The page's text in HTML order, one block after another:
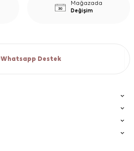
Mağazada
Değişim
Whatsapp Destek